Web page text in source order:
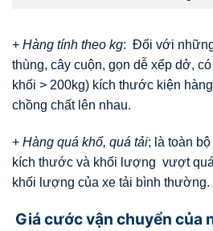
+ Hàng tính theo kg: Đối với
thùng, cây cuộn, gọn dễ xếp dở,
khối > 200kg) kích thước kiện
chồng chất lên nhau.
+ Hàng quá khổ, quá tải; là toàn
kích thước và khối lượng vượt
khối lượng của xe tải bình thường.
Giá cước vận chuyển của